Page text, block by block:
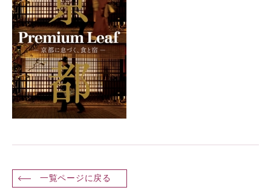
一覧ページに戻る